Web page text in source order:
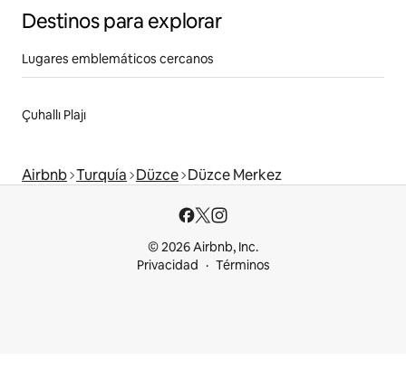
Destinos para explorar
Lugares emblemáticos cercanos
Çuhallı Plajı
Airbnb Turquía Düzce Düzce Merkez
© 2026 Airbnb, Inc.
Privacidad
Términos